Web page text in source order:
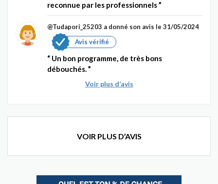
reconnue par les professionnels
@Tudapori_25203 a donné son avis le 31/05/2024
Avis vérifié
Un bon programme, de très bons
débouchés.
Voir plus d’avis
VOIR PLUS D’AVIS